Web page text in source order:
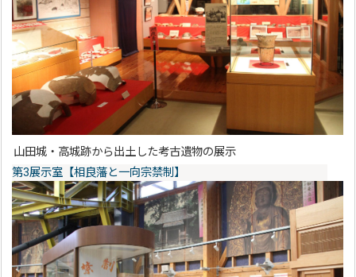
山田城・高城跡から出土した考古遺物の展示
第3展示室【相良藩と一向宗禁制】